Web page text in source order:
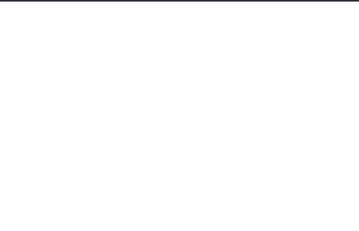
81 binden, Nisan 2026 itibarıyla 427 bin 486’ya ulaştı.